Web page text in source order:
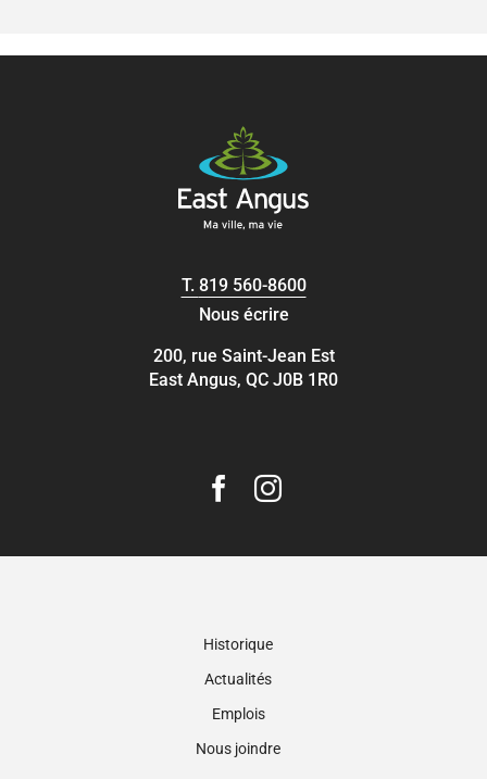
T. 819 560-8600
Nous écrire
200, rue Saint-Jean Est
East Angus, QC J0B 1R0
Historique
Actualités
Emplois
Nous joindre